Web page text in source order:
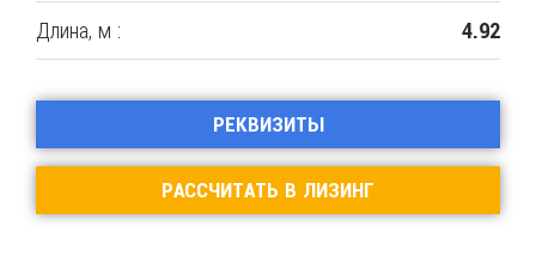
Длина, м : 4.92
РЕКВИЗИТЫ
РАССЧИТАТЬ В ЛИЗИНГ